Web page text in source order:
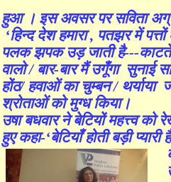
हुआ । इस अवसर पर सविता
‘हिन्द देश हमारा , पतझर में
पलक झपक उड़ जाती है---
वालो / बार-बार मैं उगूँगासुनाई
होंठ/ हवाओं का चुम्बन / थर्याया
श्रोताओं को मुग्ध किया।
उषा बधवारने बेटियों महत्त्व को
हुए कहा-‘बेटियाँ होती बड़ी प्यारी